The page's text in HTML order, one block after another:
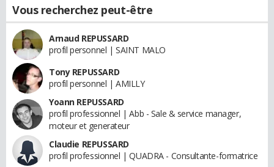
Vous recherchez peut-être
Arnaud REPUSSARD
profil personnel | SAINT MALO
Tony REPUSSARD
profil personnel | AMILLY
Yoann REPUSSARD
profil professionnel | Abb - Sale & service manager,
moteur et generateur
Claudie REPUSSARD
profil professionnel | QUADRA - Consultante-formatrice